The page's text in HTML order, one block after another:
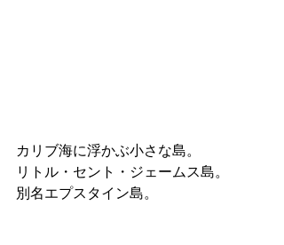
カリブ海に浮かぶ小さな島。
リトル・セント・ジェームス島。
別名エプスタイン島。